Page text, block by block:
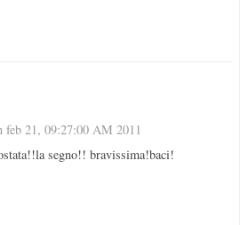
feb 21, 09:27:00 AM 2011
segno!! bravissima!baci!